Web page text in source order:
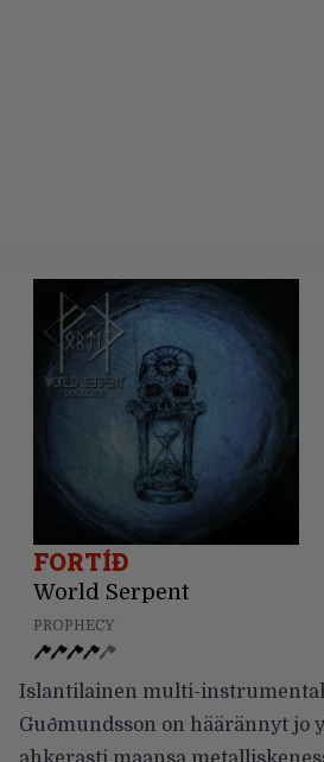
FORTÍÐ
World Serpent
PROPHECY
Islantilainen multi-
Guðmundsson on häärännyt jo